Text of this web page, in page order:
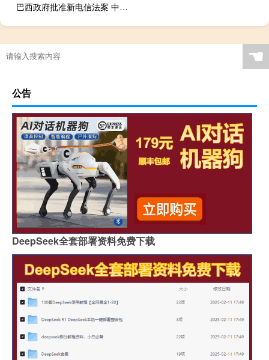
巴西政府批准新电信法案 中巴经贸合作向新领域迈进
☚
公告
DeepSeek全套部署资料免费下载